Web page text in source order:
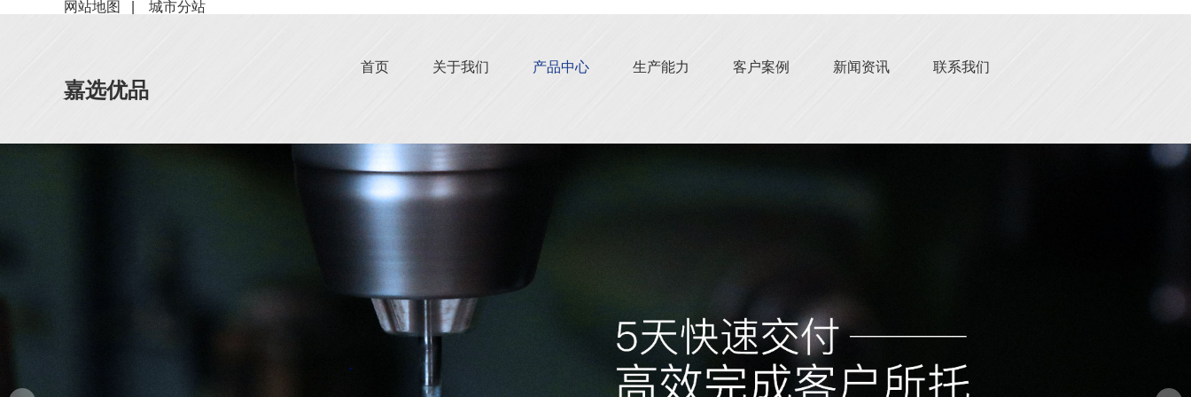
网站地图 城市分站
嘉选优品
首页 关于我们 产品中心 生产能力 客户案例 新闻资讯 联系我们